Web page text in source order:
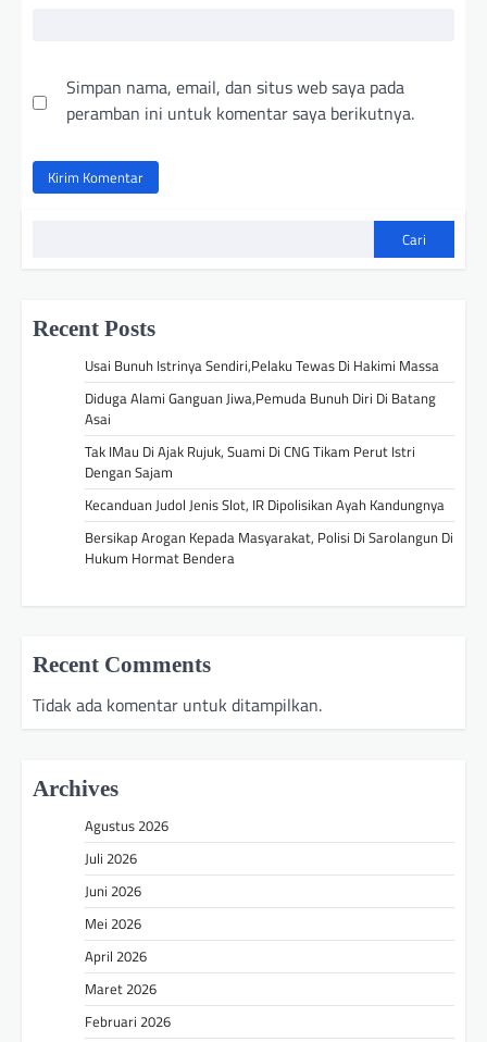
Simpan nama, email, dan situs web saya pada
peramban ini untuk komentar saya berikutnya.
Cari
Recent Posts
Usai Bunuh Istrinya Sendiri,Pelaku Tewas Di Hakimi Massa
Diduga Alami Ganguan Jiwa,Pemuda Bunuh Diri Di Batang
Asai
Tak IMau Di Ajak Rujuk, Suami Di CNG Tikam Perut Istri
Dengan Sajam
Kecanduan Judol Jenis Slot, IR Dipolisikan Ayah Kandungnya
Bersikap Arogan Kepada Masyarakat, Polisi Di Sarolangun Di
Hukum Hormat Bendera
Recent Comments
Tidak ada komentar untuk ditampilkan.
Archives
Agustus 2026
Juli 2026
Juni 2026
Mei 2026
April 2026
Maret 2026
Februari 2026